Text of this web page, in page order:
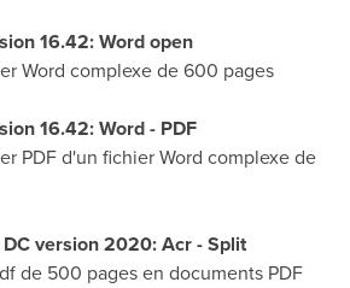
16.42: Word open
Word complexe de 600 pages
16.42: Word - PDF
PDF d'un fichier Word complexe de
DC version 2020: Acr - Split
de 500 pages en documents PDF